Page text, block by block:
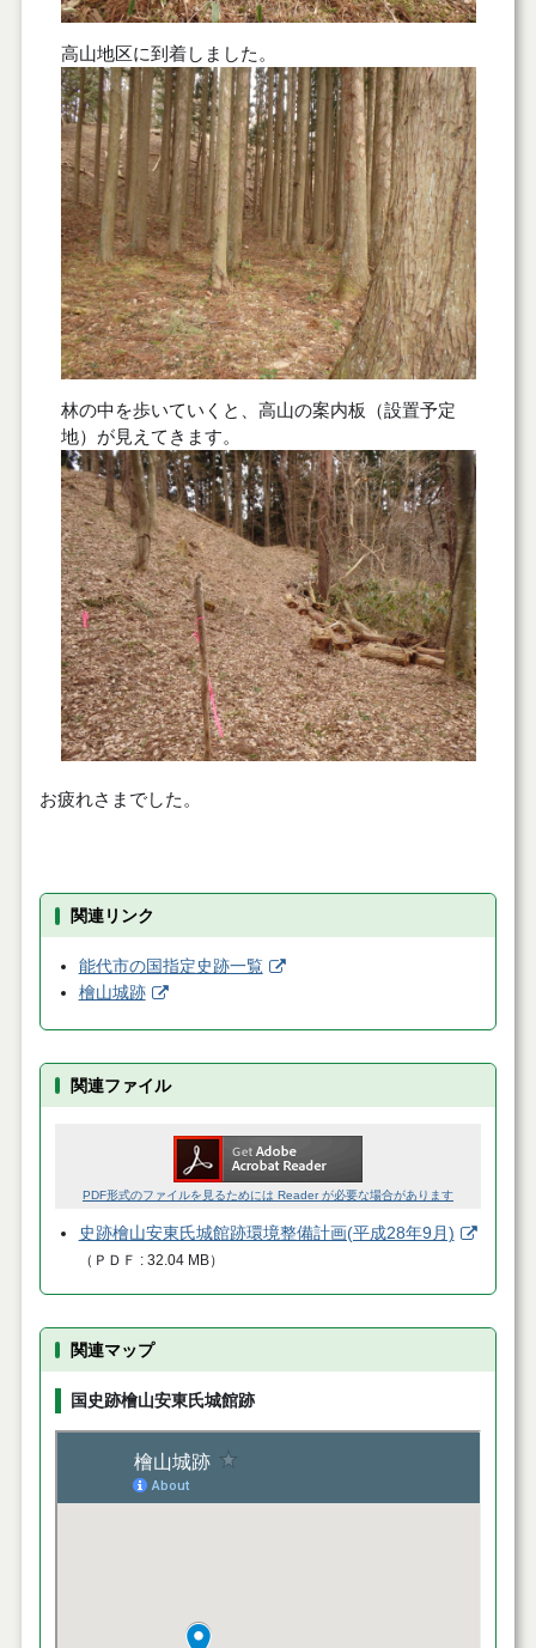
高山地区に到着しました。
林の中を歩いていくと、高山の案内板（設置予定
地）が見えてきます。
お疲れさまでした。
関連リンク
能代市の国指定史跡一覧
檜山城跡
関連ファイル
PDF形式のファイルを見るためには Reader が必要な場合があります
史跡檜山安東氏城館跡環境整備計画(平成28年9月)
（ ＰＤＦ 32.04 MB）
関連マップ
国史跡檜山安東氏城館跡